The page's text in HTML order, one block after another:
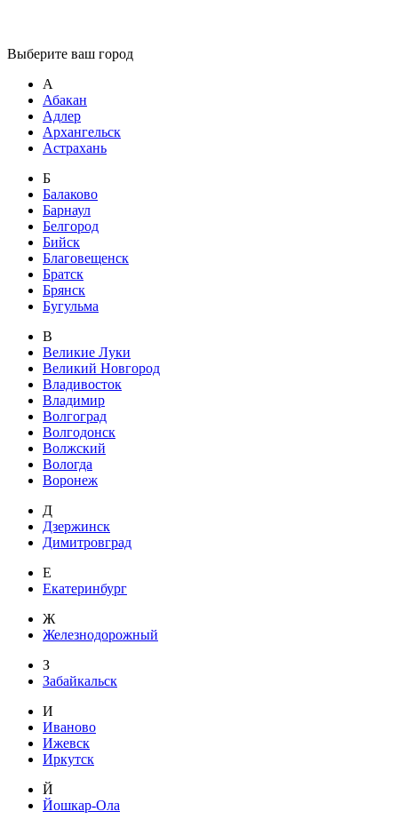
Выберите ваш город
А
Абакан
Адлер
Архангельск
Астрахань
Б
Балаково
Барнаул
Белгород
Бийск
Благовещенск
Братск
Брянск
Бугульма
В
Великие Луки
Великий Новгород
Владивосток
Владимир
Волгоград
Волгодонск
Волжский
Вологда
Воронеж
Д
Дзержинск
Димитровград
Е
Екатеринбург
Ж
Железнодорожный
З
Забайкальск
И
Иваново
Ижевск
Иркутск
Й
Йошкар-Ола